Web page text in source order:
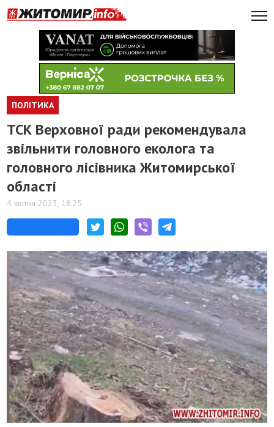
ПОЛІТИКА
ТСК Верховної ради рекомендувала
звільнити головного еколога та
головного лісівника Житомирської
області
4 квітня 2023, 18:25